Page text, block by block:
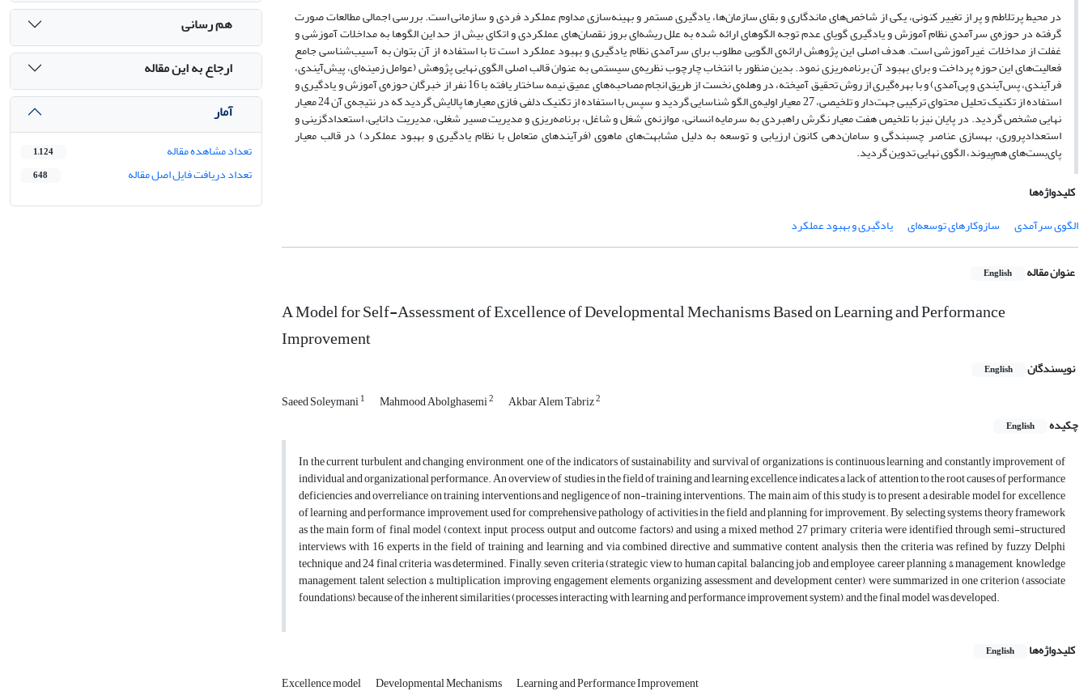
در محیط پرتلاطم و پر از تغییر کنونی، یکی از شاخص‌های ماندگاری و بقای سازمان‌ها، یادگیری مستمر و بهینه‌سازی مداوم عملکرد فردی و سازمانی است. بررسی اجمالی مطالعات صورت
گرفته در حوزه‌ی سرآمدی نظام آموزش و یادگیری گویای عدم توجه الگوهای ارائه شده به علل ریشه‌ای بروز نقصان‌های عملکردی و اتکای بیش از حد این الگوها به مداخلات آموزشی و
غفلت از مداخلات غیرآموزشی است. هدف اصلی این پژوهش ارائه‌ی الگویی مطلوب برای سرآمدی نظام یادگیری و بهبود عملکرد است تا با استفاده از آن بتوان به آسیب‌شناسی جامع
فعالیت‌های این حوزه پرداخت و برای بهبود آن برنامه‌ریزی نمود. بدین منظور با انتخاب چارچوب نظریه‌ی سیستمی به عنوان قالب اصلی الگوی نهایی پژوهش (عوامل زمینه‌ای، پیش‌آیندی،
فرآیندی، پس‌آیندی و پی‌آمدی) و با بهره‌گیری از روش تحقیق آمیخته، در وهله‌ی نخست از طریق انجام مصاحبه‌های عمیق نیمه ساختار یافته با 16 نفر از خبرگان حوزه‌ی آموزش و یادگیری و
استفاده از تکنیک تحلیل محتوای ترکیبی جهت‌دار و تلخیصی، 27 معیار اولیه‌ی الگو شناسایی گردید و سپس با استفاده از تکنیک دلفی فازی معیارها پالایش گردید که در نتیجه‌ی آن 24 معیار
نهایی مشخص گردید. در پایان نیز با تلخیص هفت معیار نگرش راهبردی به سرمایه انسانی، موازنه‌ی شغل و شاغل، برنامه‌ریزی و مدیریت مسیر شغلی، مدیریت دانایی، استعدادگزینی و
استعدادپروری، بهسازی عناصر چسبندگی و سامان‌دهی کانون ارزیابی و توسعه به دلیل مشابهت‌های ماهوی (فرآیندهای متعامل با نظام یادگیری و بهبود عملکرد) در قالب معیار
پای‌بست‌های هم‌پیوند، الگوی نهایی تدوین گردید.
کلیدواژه‌ها
الگوی سرآمدی
سازوکارهای توسعه‌ای یادگیری و بهبود عملکرد
عنوان مقاله English
A Model for Self-Assessment of Excellence of Developmental Mechanisms Based on Learning and Performance
Improvement
نویسندگان English
Saeed Soleymani1 Mahmood Abolghasemi2 Akbar Alem Tabriz2
چکیده English
In the current turbulent and changing environment, one of the indicators of sustainability and survival of organizations is continuous learning and constantly improvement of
individual and organizational performance. An overview of studies in the field of training and learning excellence indicates a lack of attention to the root causes of performance
deficiencies and overreliance on training interventions and negligence of non-training interventions. The main aim of this study is to present a desirable model for excellence
of learning and performance improvement, used for comprehensive pathology of activities in the field and planning for improvement. By selecting systems theory framework
as the main form of final model (context, input, process, output and outcome factors) and using a mixed method, 27 primary criteria were identified through semi-structured
interviews with 16 experts in the field of training and learning and via combined directive and summative content analysis, then the criteria was refined by fuzzy Delphi
technique and 24 final criteria was determined. Finally, seven criteria (strategic view to human capital, balancing job and employee, career planning & management, knowledge
management, talent selection & multiplication, improving engagement elements, organizing assessment and development center), were summarized in one criterion (associate
foundations), because of the inherent similarities (processes interacting with learning and performance improvement system), and the final model was developed.
کلیدواژه‌ها English
Excellence model Developmental Mechanisms Learning and Performance Improvement
هم رسانی
ارجاع به این مقاله
آمار
تعداد مشاهده مقاله 1,124
تعداد دریافت فایل اصل مقاله 648